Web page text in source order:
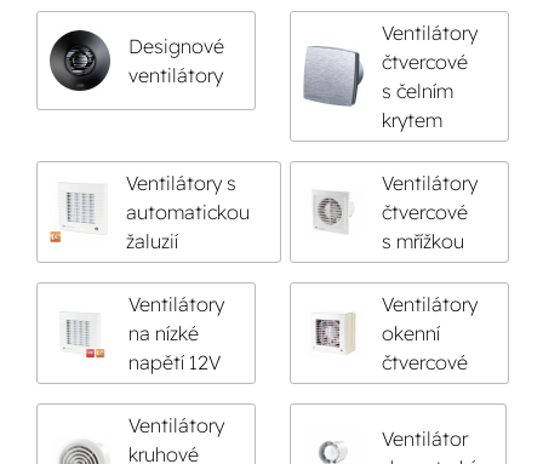
Designové
ventilátory
Ventilátory
čtvercové
s čelním
krytem
Ventilátory s
automatickou
žaluzií
Ventilátory
čtvercové
s mřížkou
Ventilátory
na nízké
napětí 12V
Ventilátory
okenní
čtvercové
Ventilátory
kruhové
Ventilátor